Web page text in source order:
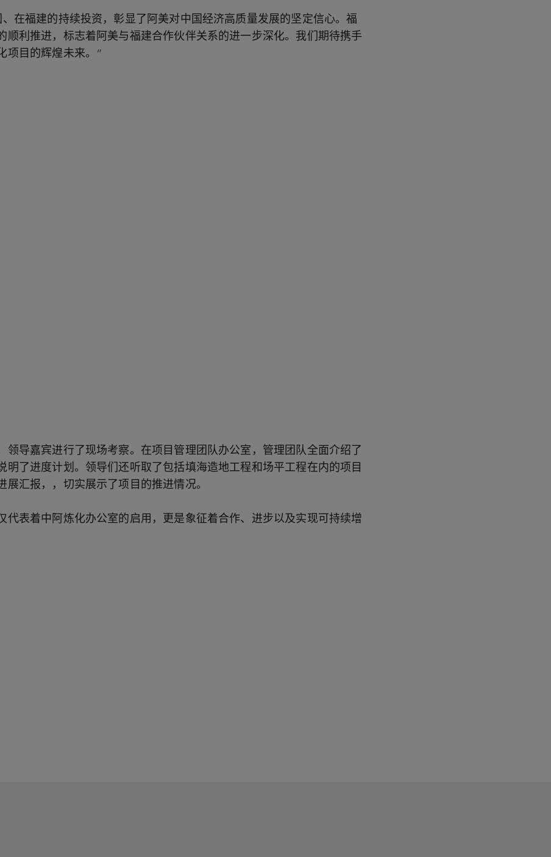
在福建的持续投资，彰显了阿美对中国经济高质量发展的坚定信心。福
顺利推进，标志着阿美与福建合作伙伴关系的进一步深化。我们期待携手
项目的辉煌未来。”
领导嘉宾进行了现场考察。在项目管理团队办公室，管理团队全面介绍了
明了进度计划。领导们还听取了包括填海造地工程和场平工程在内的项目
展汇报，，切实展示了项目的推进情况。
代表着中阿炼化办公室的启用，更是象征着合作、进步以及实现可持续增